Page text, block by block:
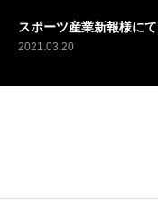
スポーツ産業新報様に
2021.03.20